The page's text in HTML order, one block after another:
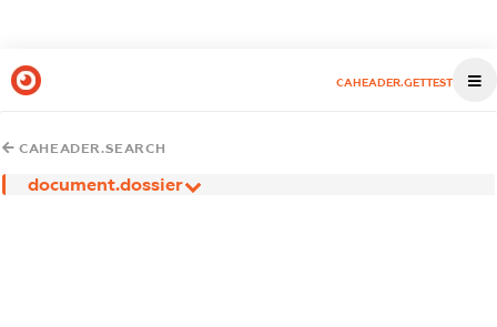
CAHEADER.GETTEST
CAHEADER.SEARCH
document.dossier